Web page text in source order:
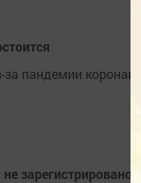
за пандемии
зарегистрировано